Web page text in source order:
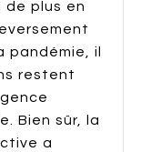
plus en
il
restent
Bien sûr, la
a